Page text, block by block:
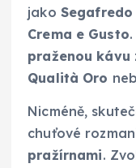
jako
Crema e Gusto
praženou kávu
Qualità Oro
Nicméně,
chuťové
pražírnami.